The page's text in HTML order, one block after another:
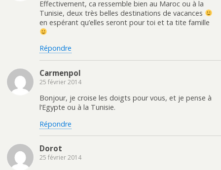
Effectivement, ca ressemble bien au Maroc ou à la
Tunisie, deux très belles destinations de vacances
en espérant qu’elles seront pour toi et ta tite famille
Répondre
Carmenpol
25 février 2014
Bonjour, je croise les doigts pour vous, et je pense à
l’Egypte ou à la Tunisie.
Répondre
Dorot
25 février 2014